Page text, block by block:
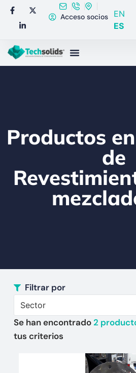
Acceso socios
EN
ES
Productos
de
Filtrar por
Sector
Se han encontrado 2
tus criterios